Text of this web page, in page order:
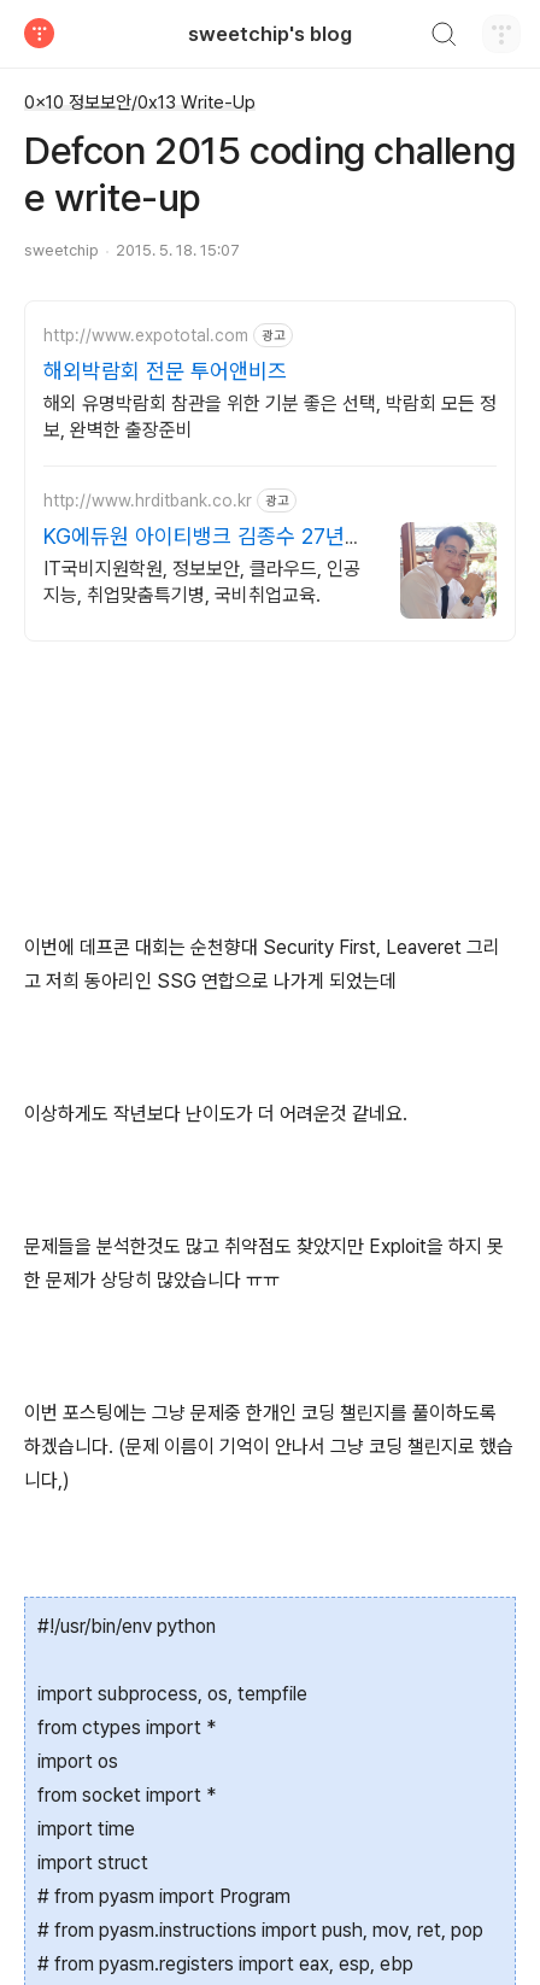
sweetchip's blog
0x10 정보보안/0x13 Write-Up
Defcon 2015 coding challeng
e write-up
sweetchip 2015. 5. 18. 15:07
http://www.expototal.com 광고
해외박람회 전문 투어앤비즈
해외 유명박람회 참관을 위한 기분 좋은 선택, 박람회 모든 정
보, 완벽한 출장준비
http://www.hrditbank.co.kr 광고
KG에듀원 아이티뱅크 김종수 27년경
력전문가 IT취업상담
IT국비지원학원, 정보보안, 클라우드, 인공
지능, 취업맞춤특기병, 국비취업교육.
이번에 데프콘 대회는 순천향대 Security First, Leaveret 그리
고 저희 동아리인 SSG 연합으로 나가게 되었는데
이상하게도 작년보다 난이도가 더 어려운것 같네요.
문제들을 분석한것도 많고 취약점도 찾았지만 Exploit을 하지 못
한 문제가 상당히 많았습니다 ㅠㅠ
이번 포스팅에는 그냥 문제중 한개인 코딩 챌린지를 풀이하도록
하겠습니다. (문제 이름이 기억이 안나서 그냥 코딩 챌린지로 했습
니다,)
#!/usr/bin/env python
import subprocess, os, tempfile
from ctypes import *
import os
from socket import *
import time
import struct
# from pyasm import Program
# from pyasm.instructions import push, mov, ret, pop
# from pyasm.registers import eax, esp, ebp